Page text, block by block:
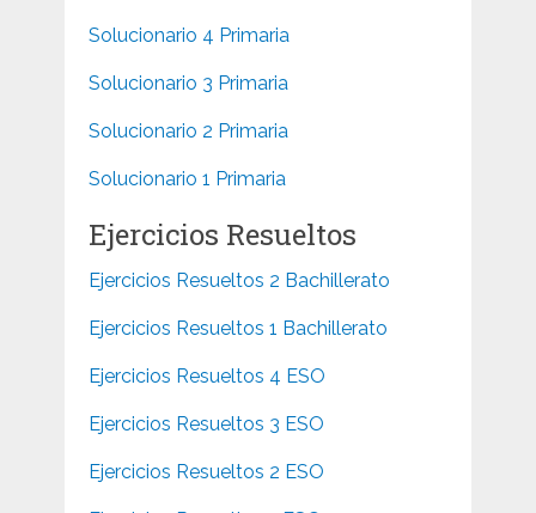
Solucionario 4 Primaria
Solucionario 3 Primaria
Solucionario 2 Primaria
Solucionario 1 Primaria
Ejercicios Resueltos
Ejercicios Resueltos 2 Bachillerato
Ejercicios Resueltos 1 Bachillerato
Ejercicios Resueltos 4 ESO
Ejercicios Resueltos 3 ESO
Ejercicios Resueltos 2 ESO